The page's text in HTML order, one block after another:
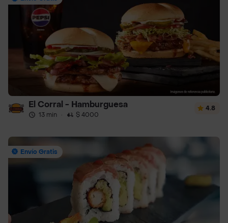
El Corral - Hamburguesa
13 min · $ 4000
4.8
Envío Gratis